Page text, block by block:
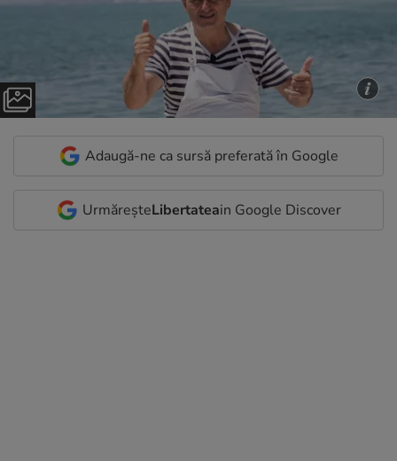
Adaugă-ne ca sursă preferată în Google
UrmăreșteLibertateain Google Discover